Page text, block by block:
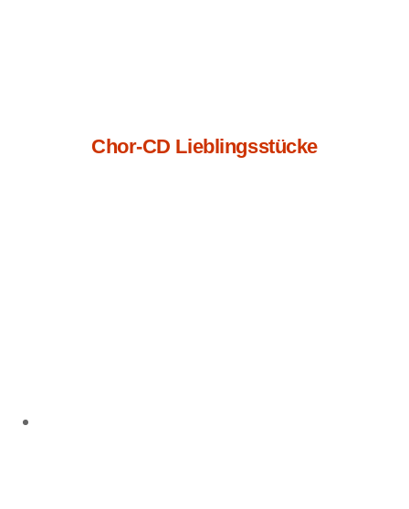
Chor-CD Lieblingsstücke